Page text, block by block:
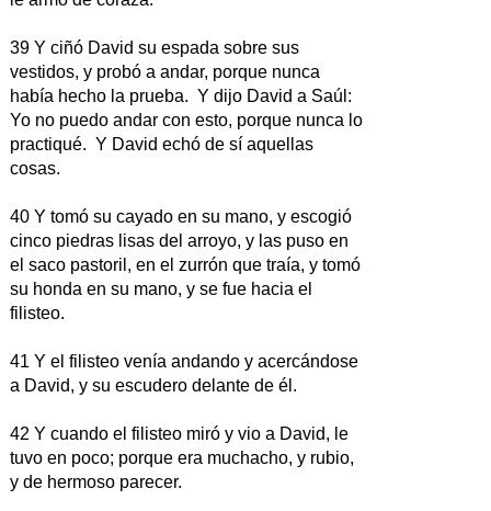
39 Y ciñó David su espada sobre sus
vestidos, y probó a andar, porque nunca
había hecho la prueba. Y dijo David a Saúl:
Yo no puedo andar con esto, porque nunca lo
practiqué. Y David echó de sí aquellas
cosas.
40 Y tomó su cayado en su mano, y escogió
cinco piedras lisas del arroyo, y las puso en
el saco pastoril, en el zurrón que traía, y tomó
su honda en su mano, y se fue hacia el
filisteo.
41 Y el filisteo venía andando y acercándose
a David, y su escudero delante de él.
42 Y cuando el filisteo miró y vio a David, le
tuvo en poco; porque era muchacho, y rubio,
y de hermoso parecer.